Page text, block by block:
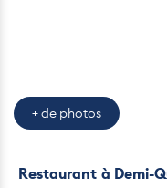
Restaurant à Demi-
+ de photos